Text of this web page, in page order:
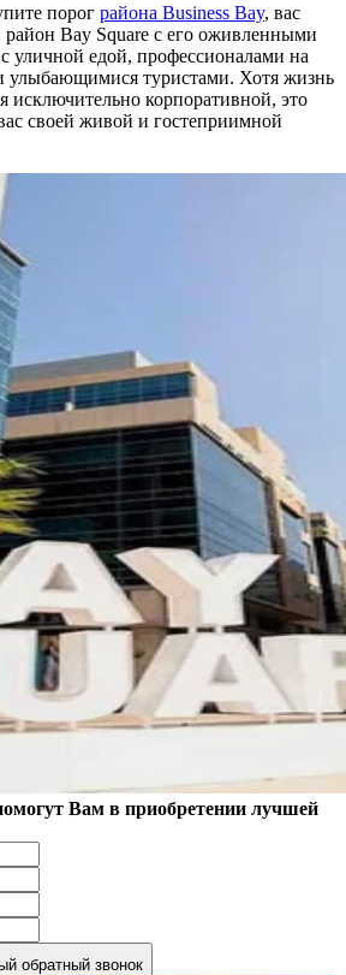
порог района Business Bay, вас
Bay Square с его оживленными
уличной едой, профессионалами на
улыбающимися туристами. Хотя жизнь
исключительно корпоративной, это
своей живой и гостеприимной
Вам в приобретении лучшей
обратный звонок